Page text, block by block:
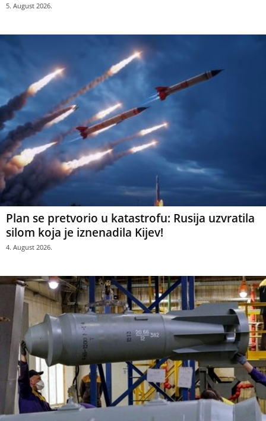
5. August 2026.
Plan se pretvorio u katastrofu: Rusija uzvratila
silom koja je iznenadila Kijev!
4. August 2026.